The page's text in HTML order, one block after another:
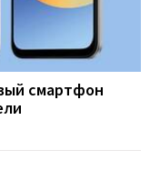
смартфон